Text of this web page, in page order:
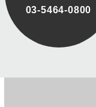
03-5464-0800